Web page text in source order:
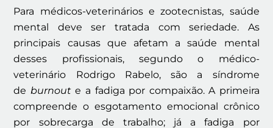
Para médicos-veterinários e zootecnistas, saúde
mental deve ser tratada com seriedade. As
principais causas que afetam a saúde mental
desses profissionais, segundo o médico-
veterinário Rodrigo Rabelo, são a síndrome
de burnoute a fadiga por compaixão. A primeira
compreende o esgotamento emocional crônico
por sobrecarga de trabalho; já a fadiga por